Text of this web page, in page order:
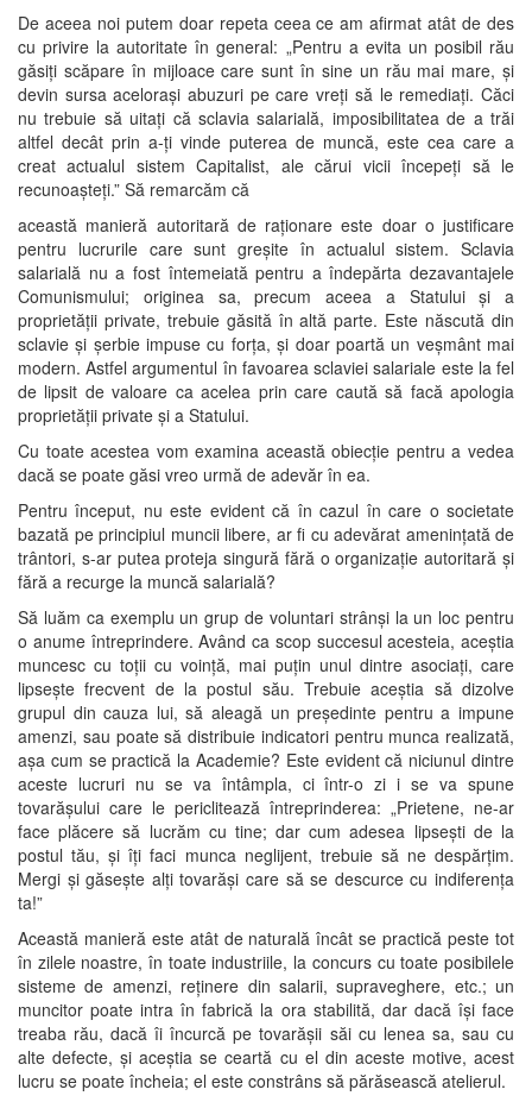
De aceea noi putem doar repeta ceea ce am afirmat atât de des
cu privire la autoritate în general: „Pentru a evita un posibil rău
găsiți scăpare în mijloace care sunt în sine un rău mai mare, și
devin sursa acelorași abuzuri pe care vreți să le remediați. Căci
nu trebuie să uitați că sclavia salarială, imposibilitatea de a trăi
altfel decât prin a-ți vinde puterea de muncă, este cea care a
creat actualul sistem Capitalist, ale cărui vicii începeți să le
recunoașteți.” Să remarcăm că
această manieră autoritară de raționare este doar o justificare
pentru lucrurile care sunt greșite în actualul sistem. Sclavia
salarială nu a fost întemeiată pentru a îndepărta dezavantajele
Comunismului; originea sa, precum aceea a Statului și a
proprietății private, trebuie găsită în altă parte. Este născută din
sclavie și șerbie impuse cu forța, și doar poartă un veșmânt mai
modern. Astfel argumentul în favoarea sclaviei salariale este la fel
de lipsit de valoare ca acelea prin care caută să facă apologia
proprietății private și a Statului.
Cu toate acestea vom examina această obiecție pentru a vedea
dacă se poate găsi vreo urmă de adevăr în ea.
Pentru început, nu este evident că în cazul în care o societate
bazată pe principiul muncii libere, ar fi cu adevărat amenințată de
trântori, s-ar putea proteja singură fără o organizație autoritară și
fără a recurge la muncă salarială?
Să luăm ca exemplu un grup de voluntari strânși la un loc pentru
o anume întreprindere. Având ca scop succesul acesteia, aceștia
muncesc cu toții cu voință, mai puțin unul dintre asociați, care
lipsește frecvent de la postul său. Trebuie aceștia să dizolve
grupul din cauza lui, să aleagă un președinte pentru a impune
amenzi, sau poate să distribuie indicatori pentru munca realizată,
așa cum se practică la Academie? Este evident că niciunul dintre
aceste lucruri nu se va întâmpla, ci într-o zi i se va spune
tovarășului care le periclitează întreprinderea: „Prietene, ne-ar
face plăcere să lucrăm cu tine; dar cum adesea lipsești de la
postul tău, și îți faci munca neglijent, trebuie să ne despărțim.
Mergi și găsește alți tovarăși care să se descurce cu indiferența
ta!”
Această manieră este atât de naturală încât se practică peste tot
în zilele noastre, în toate industriile, la concurs cu toate posibilele
sisteme de amenzi, reținere din salarii, supraveghere, etc.; un
muncitor poate intra în fabrică la ora stabilită, dar dacă își face
treaba rău, dacă îi încurcă pe tovarășii săi cu lenea sa, sau cu
alte defecte, și aceștia se ceartă cu el din aceste motive, acest
lucru se poate încheia; el este constrâns să părăsească atelierul.